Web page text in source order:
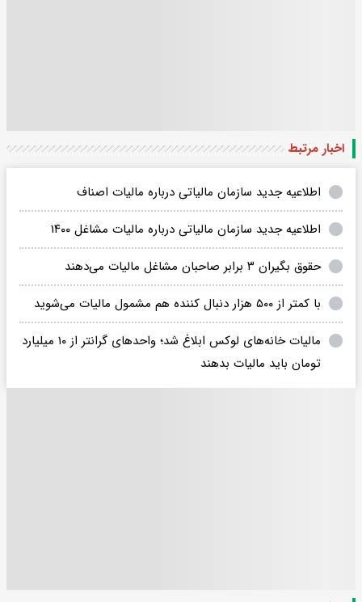
اخبار مرتبط
اطلاعیه جدید سازمان مالیاتی درباره مالیات اصناف
اطلاعیه جدید سازمان مالیاتی درباره مالیات مشاغل ۱۴۰۰
حقوق بگیران ۳ برابر صاحبان مشاغل مالیات می‌دهند
با کمتر از ۵۰۰ هزار دنبال کننده هم مشمول مالیات می‌شوید
مالیات خانه‌های لوکس ابلاغ شد؛ واحدهای گرانتر از ۱۰ میلیارد
تومان باید مالیات بدهند